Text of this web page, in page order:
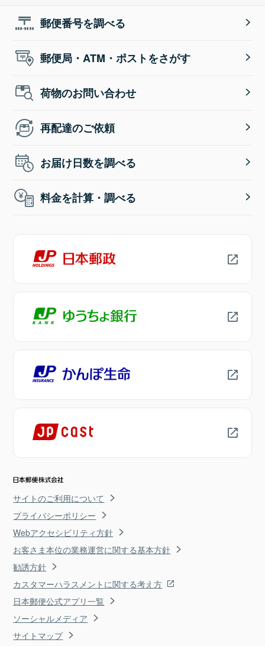
郵便番号を調べる
郵便局・ATM・ポストをさがす
荷物のお問い合わせ
再配達のご依頼
お届け日数を調べる
料金を計算・調べる
サイトのご利用について
プライバシーポリシー
Webアクセシビリティ方針
お客さま本位の業務運営に関する基本方針
勧誘方針
カスタマーハラスメントに関する考え方
日本郵便公式アプリ一覧
ソーシャルメディア
サイトマップ